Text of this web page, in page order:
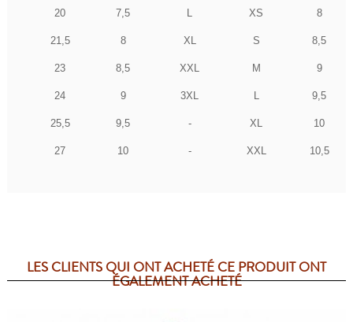
20 7,5 XS 8
21,5 8 XL S 8,5
23 8,5 XXL M 9
24 9 3XL 9,5
25,5 9,5 - XL 10
27 10 - XXL 10,5
LES CLIENTS QUI ONT ACHETÉ CE PRODUIT ONT
ÉGALEMENT ACHETÉ